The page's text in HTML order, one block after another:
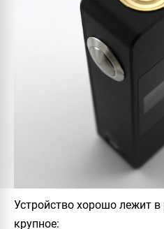
Устройство хорошо лежит
крупное: